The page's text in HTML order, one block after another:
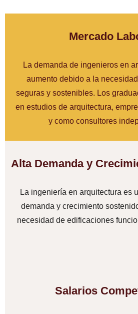
Mercado
La demanda de ingenieros en
aumento debido a la
seguras y sostenibles. Los
en estudios de arquitectura,
y como consultores
Alta Demanda y
La ingeniería en arquitectura es
demanda y crecimiento
necesidad de edificaciones
Salarios